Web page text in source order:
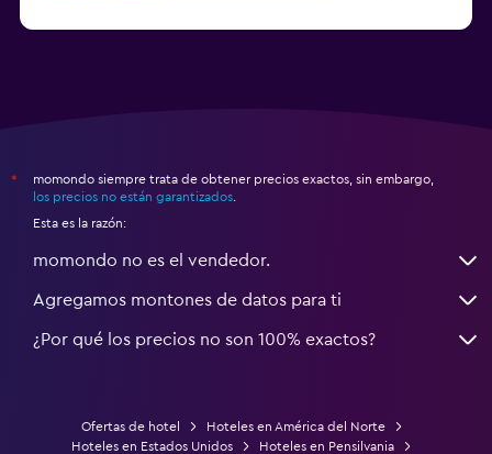
*
momondo siempre trata de obtener precios exactos, sin embargo,
los precios no están garantizados
Esta es la razón:
momondo no es el vendedor.
Agregamos montones de datos para ti
¿Por qué los precios no son 100% exactos?
Ofertas de hotel
Hoteles en América del Norte
Hoteles en Estados Unidos
Hoteles en Pensilvania